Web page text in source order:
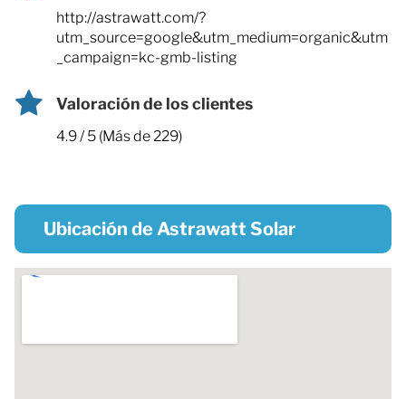
http://astrawatt.com/?
utm_source=google&utm_medium=organic&utm
_campaign=kc-gmb-listing
Valoración de los clientes
4.9 / 5 (Más de 229)
Ubicación de Astrawatt Solar